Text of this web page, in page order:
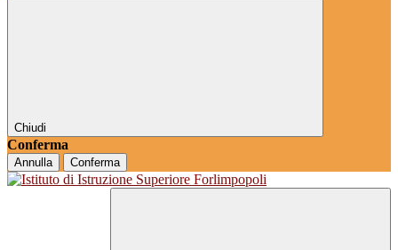
Chiudi
Conferma
Annulla Conferma